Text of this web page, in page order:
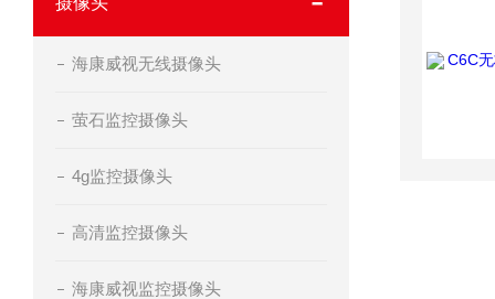
海康威视无线摄像头
萤石监控摄像头
4g监控摄像头
高清监控摄像头
海康威视监控摄像头